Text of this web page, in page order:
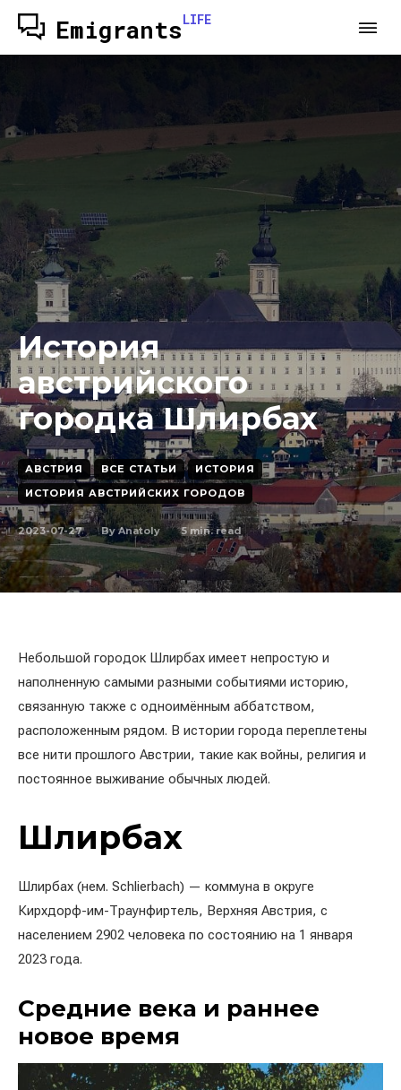
EmigrantsLIFE
История
австрийского
городка Шлирбах
АВСТРИЯ ВСЕ СТАТЬИ
ИСТОРИЯ
ИСТОРИЯ АВСТРИЙСКИХ ГОРОДОВ
2023-07-27 By Anatoly 5min. read
Небольшой городок Шлирбах имеет непростую и
наполненную самыми разными событиями историю,
связанную также с одноимённым аббатством,
расположенным рядом. В истории города переплетены
все нити прошлого Австрии, такие как войны, религия и
постоянное выживание обычных людей.
Шлирбах
Шлирбах (нем. Schlierbach) — коммуна в округе
Кирхдорф-им-Траунфиртель, Верхняя Австрия, с
населением 2902 человека по состоянию на 1 января
2023 года.
Средние века и раннее
новое время